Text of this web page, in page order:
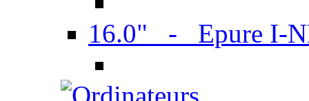
16.0" - Epure I-